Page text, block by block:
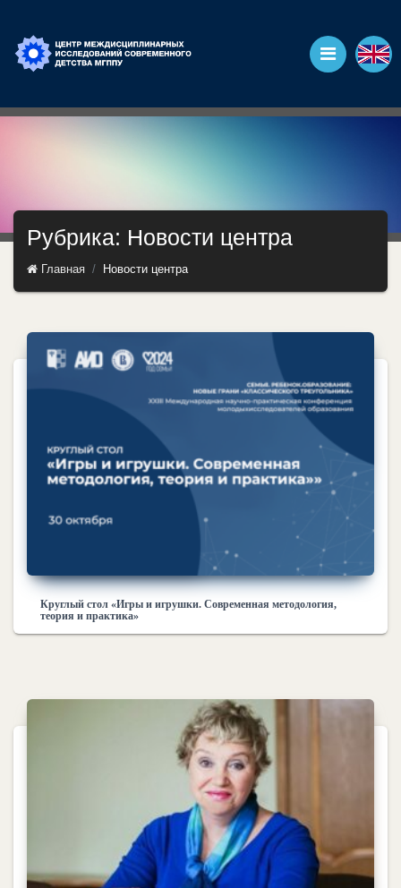
Рубрика: Новости центра
Главная Новости центра
Круглый стол «Игры и игрушки. Современная методология,
теория и практика»